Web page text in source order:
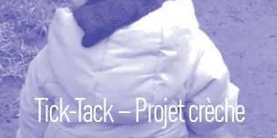
Tick-Tack – Projet crèche